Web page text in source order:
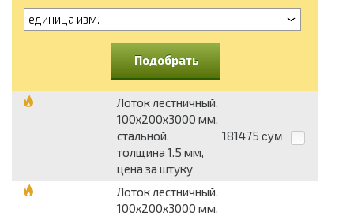
единица изм.
Подобрать
Лоток лестничный,
100х200х3000 мм,
стальной,
толщина 1.5 мм,
цена за штуку
181475 сум
Лоток лестничный,
100х200х3000 мм,